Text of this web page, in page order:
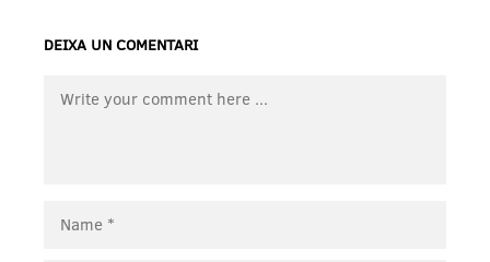
DEIXA UN COMENTARI